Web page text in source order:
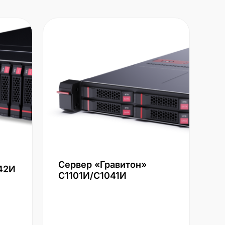
Сервер «Гравитон»
С1101И/С1041И